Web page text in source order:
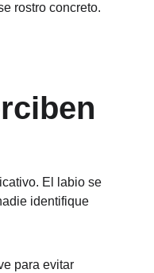
rostro concreto.
El labio se
identifique
para evitar